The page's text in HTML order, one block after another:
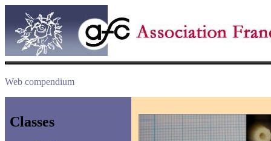
Web compendium
Classes